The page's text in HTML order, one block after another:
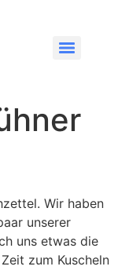
Wir haben
unserer
uns etwas die
zum Kuscheln